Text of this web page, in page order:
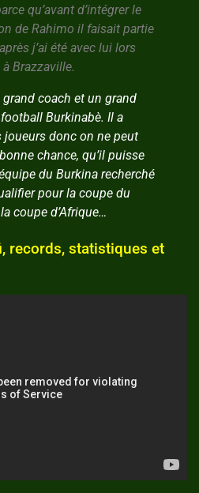
qu’avant d’intégrer le
de Rahimo il faisait partie
j’ai été avec lui lors
Brazzaville.
grand coach et un grand
Burkinabè. Il a
joueurs donc on ne peut
chance, qu’il puisse
du Burkina recherché
pour la coupe du
coupe d’Afrique…
records, statistiques et